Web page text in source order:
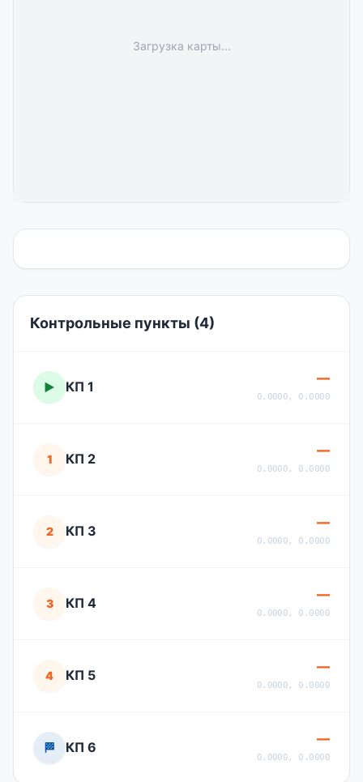
Загрузка карты...
Контрольные пункты (4)
▶ КП 1
—
0.0000, 0.0000
1 КП 2
—
0.0000, 0.0000
2 КП 3
—
0.0000, 0.0000
3 КП 4
—
0.0000, 0.0000
4 КП 5
—
0.0000, 0.0000
🏁 КП 6
—
0.0000, 0.0000